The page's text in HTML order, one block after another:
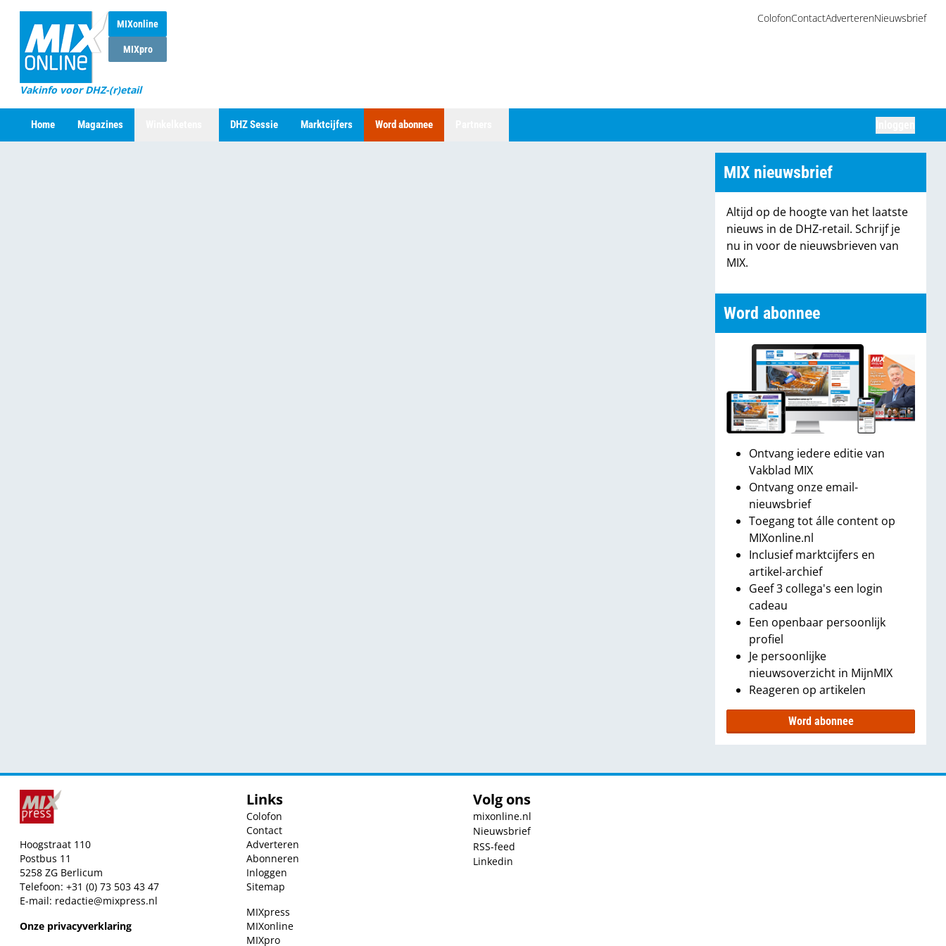
MIXonline
MIXpro
Vakinfo voor DHZ-(r)etail
ColofonContactAdverterenNieuwsbrief
Home Magazines DHZ Sessie Marktcijfers Word abonnee
MIX nieuwsbrief
Altijd op de hoogte van het laatste
nieuws in de DHZ-retail. Schrijf je
nu in voor de nieuwsbrieven van
MIX.
Word abonnee
Ontvang iedere editie van
Vakblad MIX
Ontvang onze email-
nieuwsbrief
Toegang tot álle content op
MIXonline.nl
Inclusief marktcijfers en
artikel-archief
Geef 3 collega's een login
cadeau
Een openbaar persoonlijk
profiel
Je persoonlijke
nieuwsoverzicht in MijnMIX
Reageren op artikelen
Word abonnee
Hoogstraat 110
Postbus 11
5258 ZG Berlicum
Telefoon: +31 (0) 73 503 43 47
E-mail: redactie@mixpress.nl
Onze privacyverklaring
Links
Colofon
Contact
Adverteren
Abonneren
Inloggen
Sitemap
MIXpress
MIXonline
MIXpro
Volg ons
mixonline.nl
Nieuwsbrief
RSS-feed
Linkedin